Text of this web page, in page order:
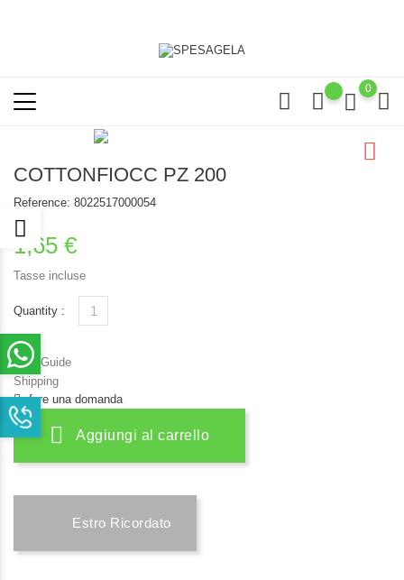
0
COTTONFIOCC PZ 200
Reference: 8022517000054
1,65 €
Tasse incluse
Quantity :
Size Guide
Shipping
fare una domanda
Aggiungi al carrello
Estro Ricordato